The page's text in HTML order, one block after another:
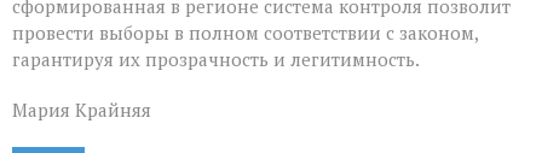
сформированная в регионе система контроля позволит
провести выборы в полном соответствии с законом,
гарантируя их прозрачность и легитимность.
Мария Крайняя